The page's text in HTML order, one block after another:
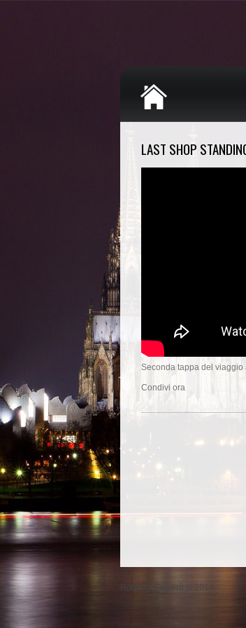
LAST SHOP
Seconda tappa del viaggio
Condivi ora
Roberto Calabrò © 2014